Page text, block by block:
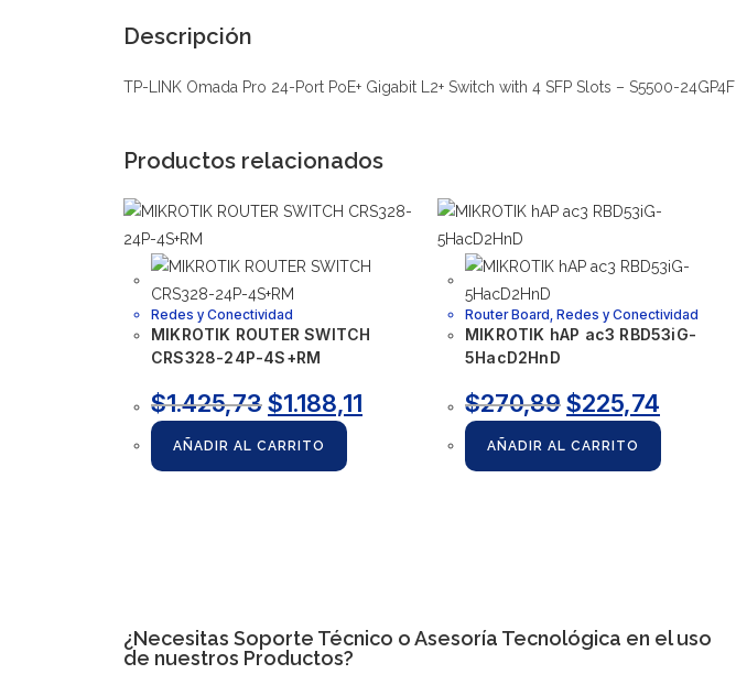
Descripción
TP-LINK Omada Pro 24-Port PoE+ Gigabit L2+ Switch with 4 SFP Slots – S5500-24GP4F
Productos relacionados
Redes y Conectividad
MIKROTIK ROUTER SWITCH
CRS328-24P-4S+RM
$1.425,73$1.188,11
AÑADIR AL CARRITO
Router Board, Redes y Conectividad
MIKROTIK hAP ac3 RBD53iG-
5HacD2HnD
$270,89$225,74
AÑADIR AL CARRITO
¿Necesitas Soporte Técnico o Asesoría Tecnológica en el uso
de nuestros Productos?